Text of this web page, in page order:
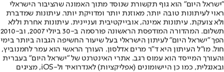
"ישראל היום" הוא גוף תקשורת שנוסד מתוך האמונה שהציבור הישראלי
ראוי לעיתונות טובה יותר, מאוזנת יותר ומדויקת יותר. עיתונות שמדברת
ולא צועקת. עיתונות אמינה, אובייקטיבית ועניינית. עיתונות אחרת וללא
תשלום. המהדורה המודפסת הראשונה פורסמה ב-30 ביולי 2007, וב-2010
הפך "ישראל היום" לעיתון הישראלי בעל שיעור החשיפה הגבוה ביותר בימי
חול. מו"ל העיתון היא ד"ר מרים אדלסון. העורך הראשי הוא עמר לחמנוביץ,
והעורך המייסד הוא עמוס רגב. אתרי האינטרנט של "ישראל היום" בעברית
ובאנגלית, כמו כן היישומונים (אפליקציות) לאנדרואיד ול-iOS, מציגים